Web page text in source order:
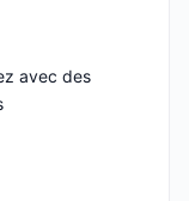
avec des